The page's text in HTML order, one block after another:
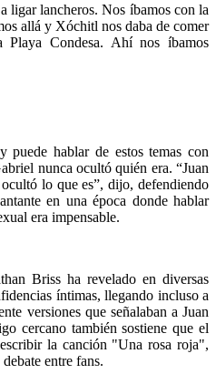
ligar lancheros. Nos íbamos con la
allá y Xóchitl nos daba de comer
Condesa. Ahí nos íbamos
puede hablar de estos temas con
nunca ocultó quién era. “Juan
lo que es”, dijo, defendiendo
en una época donde hablar
era impensable.
Briss ha revelado en diversas
íntimas, llegando incluso a
versiones que señalaban a Juan
cercano también sostiene que el
la canción "Una rosa roja",
entre fans.